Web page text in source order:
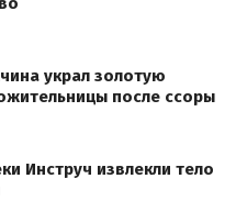
украл золотую
после ссоры
Инструч извлекли тело